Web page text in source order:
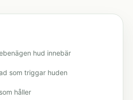
hud innebär
som triggar huden
håller